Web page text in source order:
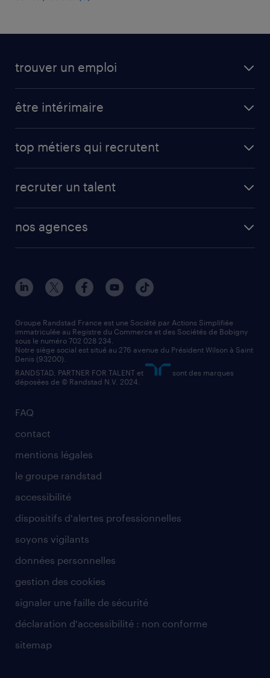
trouver un emploi
créer un compte candidat
être intérimaire
app talent / portail web
top métiers qui recrutent
manutentionnaire
assistant administratif
comptable
recruter un talent
solutions opérationnelles
contact entreprise
faq intérim / recrutement
nos agences
nos agences par ville
nos agences par région
nos cabinets de recrutement
FAQ
contact
mentions légales
le groupe randstad
accessibilité
dispositifs d'alertes professionnelles
soyons vigilants
données personnelles
gestion des cookies
signaler une faille de sécurité
déclaration d'accessibilité : non conforme
sitemap
Groupe Randstad France est une Société par Actions Simplifiée
immatriculée au Registre du Commerce et des Sociétés de Bobigny
sous le numéro 702 028 234.
Notre siège social est situé au 276 avenue du Président Wilson à Saint
Denis (93200).
RANDSTAD, PARTNER FOR TALENT et
sont des marques
déposées de © Randstad N.V. 2024.